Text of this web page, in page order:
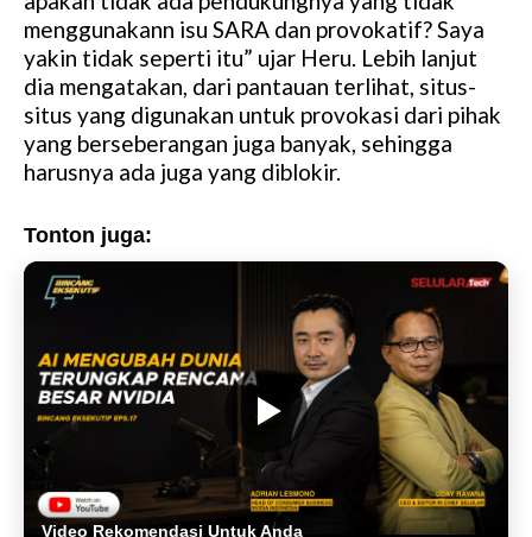
menggunakann isu SARA dan provokatif? Saya
yakin tidak seperti itu” ujar Heru. Lebih lanjut
dia mengatakan, dari pantauan terlihat, situs-
situs yang digunakan untuk provokasi dari pihak
yang berseberangan juga banyak, sehingga
harusnya ada juga yang diblokir.
Tonton juga:
Video Rekomendasi Untuk Anda